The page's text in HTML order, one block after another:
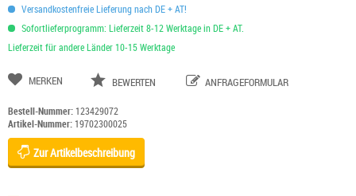
Versandkostenfreie Lieferung nach DE + AT!
Sofortlieferprogramm: Lieferzeit 8-12 Werktage in DE + AT.
Lieferzeit für andere Länder 10-15 Werktage
MERKEN BEWERTEN ANFRAGEFORMULAR
Bestell-Nummer:123429072
Artikel-Nummer:19702300025
Zur Artikelbeschreibung